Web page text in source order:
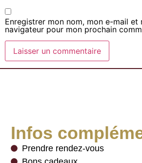
Enregistrer mon nom, mon e-mail et
navigateur pour mon prochain
Infos
Prendre rendez-vous